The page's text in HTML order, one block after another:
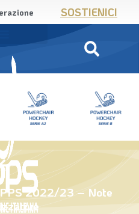
SOSTIENICI
2022/23 – Note